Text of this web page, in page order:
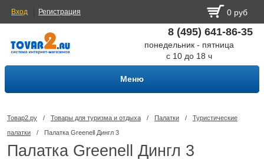
Вход Регистрация 0 руб
8 (495) 641-86-35
понедельник - пятница
с 10 до 18 ч
Меню
Товар2.ру / Товары для туризма и отдыха / Палатки / Туристические
палатки / Палатка Greenell Дингл 3
Палатка Greenell Дингл 3